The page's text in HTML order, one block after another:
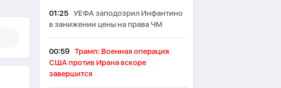
01:25 УЕФА заподозрил Инфантино
в занижении цены на права ЧМ
00:59 Трамп: Военная операция
США против Ирана вскоре
завершится